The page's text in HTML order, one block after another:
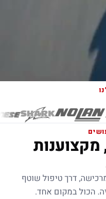
דרך טיפול שוטף
הכול במקום אחד.